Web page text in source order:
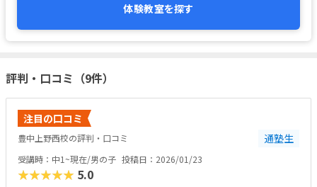
体験教室を探す
評判・口コミ（9件）
注目の口コミ
豊中上野西校の評判・口コミ 通塾生
受講時：中1~現在/男の子 投稿日：2026/01/23
★★★★★ 5.0